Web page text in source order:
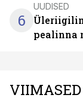
6
UUDISED
pealinna